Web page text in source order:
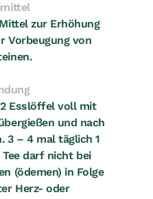
zur Erhöhung
Vorbeugung von
2 Esslöffel voll mit
und nach
3 – 4 mal täglich 1
darf nicht bei
(ödemen) in Folge
Herz- oder